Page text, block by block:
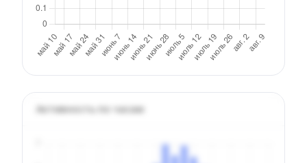
Активность по часам